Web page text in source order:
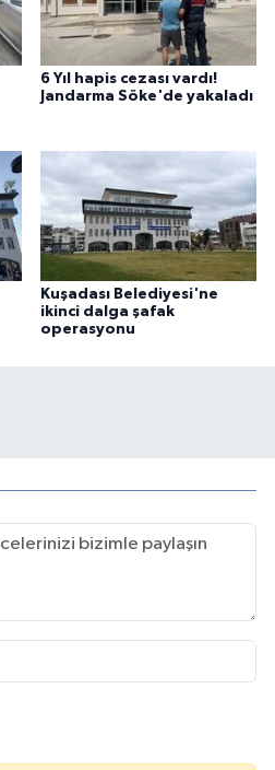
6 Yıl hapis cezası vardı!
Jandarma Söke'de yakaladı
Kuşadası Belediyesi'ne
ikinci dalga şafak
operasyonu